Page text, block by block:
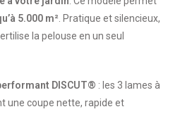
5.000 m². Pratique et silencieux,
la pelouse en un seul
DISCUT® : les 3 lames à
une coupe nette, rapide et